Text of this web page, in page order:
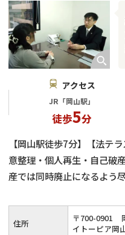
カードローン
アクセス
JR「岡山駅」
徒歩5分
【岡山駅徒歩7分】【法テ
意整理・個人再生・自己破
産では同時廃止になるよう
可能◆電話・メール・オン
の借金問題を迅速に解決で
ていただきます。
住所 〒700-0901
イトーピア岡